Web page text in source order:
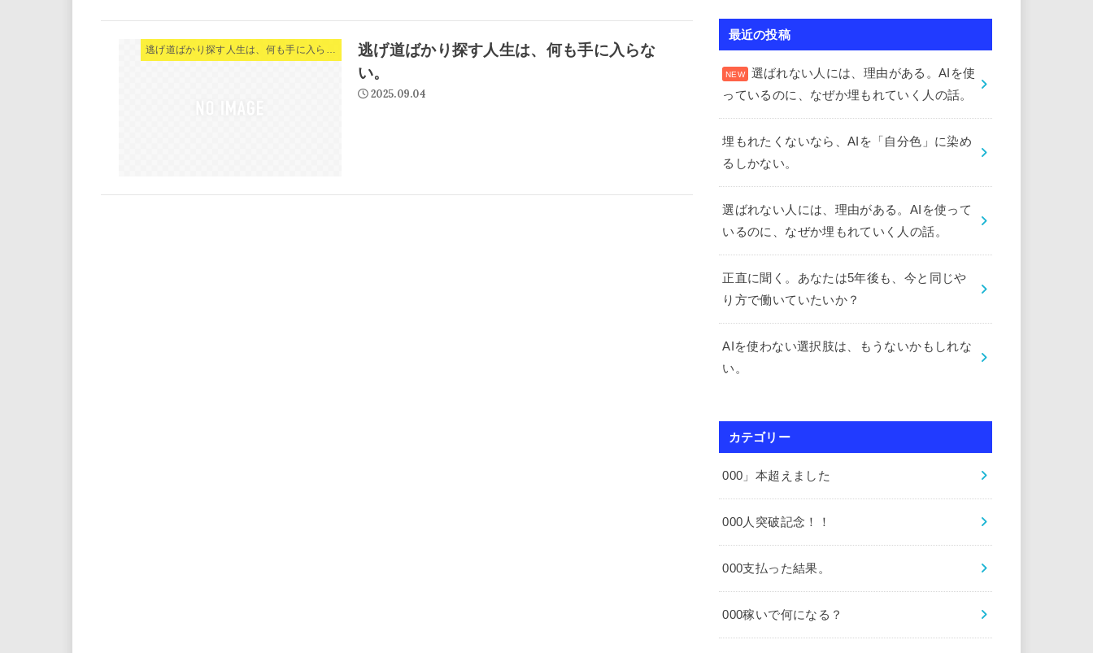
逃げ道ばかり探す人生は、何も手に入らない。
逃げ道ばかり探す人生は、何も手に入らな
い。
2025.09.04
最近の投稿
選ばれない人には、理由がある。AIを使
っているのに、なぜか埋もれていく人の話。
埋もれたくないなら、AIを「自分色」に染め
るしかない。
選ばれない人には、理由がある。AIを使って
いるのに、なぜか埋もれていく人の話。
正直に聞く。あなたは5年後も、今と同じや
り方で働いていたいか？
AIを使わない選択肢は、もうないかもしれな
い。
カテゴリー
000」本超えました
000人突破記念！！
000支払った結果。
000稼いで何になる？